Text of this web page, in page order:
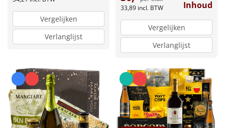
Vergelijken
Verlanglijst
33,89 incl. BTW Inhoud
Vergelijken
Verlanglijst